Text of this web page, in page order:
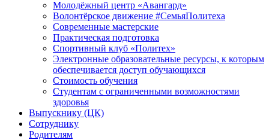
Молодёжный центр «Авангард»
Волонтёрское движение #СемьяПолитеха
Современные мастерские
Практическая подготовка
Спортивный клуб «Политех»
Электронные образовательные ресурсы, к которым
обеспечивается доступ обучающихся
Стоимость обучения
Студентам с ограниченными возможностями
здоровья
Выпускнику (ЦК)
Сотруднику
Родителям